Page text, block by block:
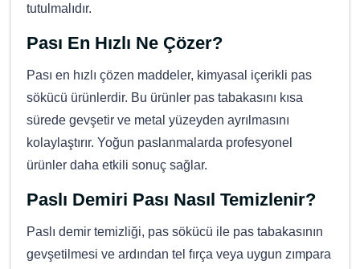
tutulmalıdır.
Pası En Hızlı Ne Çözer?
Pası en hızlı çözen maddeler, kimyasal içerikli pas
sökücü ürünlerdir. Bu ürünler pas tabakasını kısa
sürede gevşetir ve metal yüzeyden ayrılmasını
kolaylaştırır. Yoğun paslanmalarda profesyonel
ürünler daha etkili sonuç sağlar.
Paslı Demiri Pası Nasıl Temizlenir?
Paslı demir temizliği, pas sökücü ile pas tabakasının
gevşetilmesi ve ardından tel fırça veya uygun zımpara